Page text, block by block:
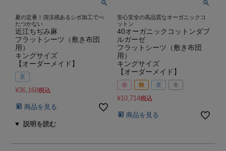
夏の定番！清涼感あるシボ加工でべ
たつかない
近江ちぢみ麻
フラットシーツ（敷き布団
用）
キングサイズ
【オーダーメイド】
夏
¥36,168税込
商品を見る
安心安全の高品質なオーガニックコ
ットン
40オーガニックコットンダブ
ルガーゼ
フラットシーツ（敷き布団
用）
キングサイズ
【オーダーメイド】
春 秋 夏 冬
¥10,714税込
商品を見る